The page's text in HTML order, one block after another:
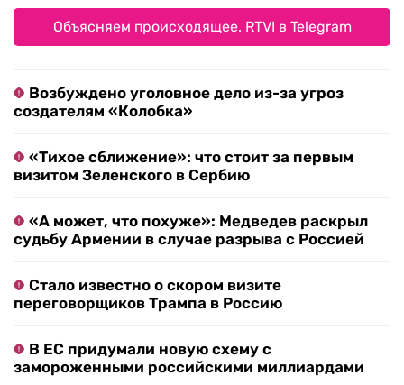
Объясняем происходящее. RTVI в Telegram
Возбуждено уголовное дело из-за угроз
создателям «Колобка»
«Тихое сближение»: что стоит за первым
визитом Зеленского в Сербию
«А может, что похуже»: Медведев раскрыл
судьбу Армении в случае разрыва с Россией
Стало известно о скором визите
переговорщиков Трампа в Россию
В ЕС придумали новую схему с
замороженными российскими миллиардами